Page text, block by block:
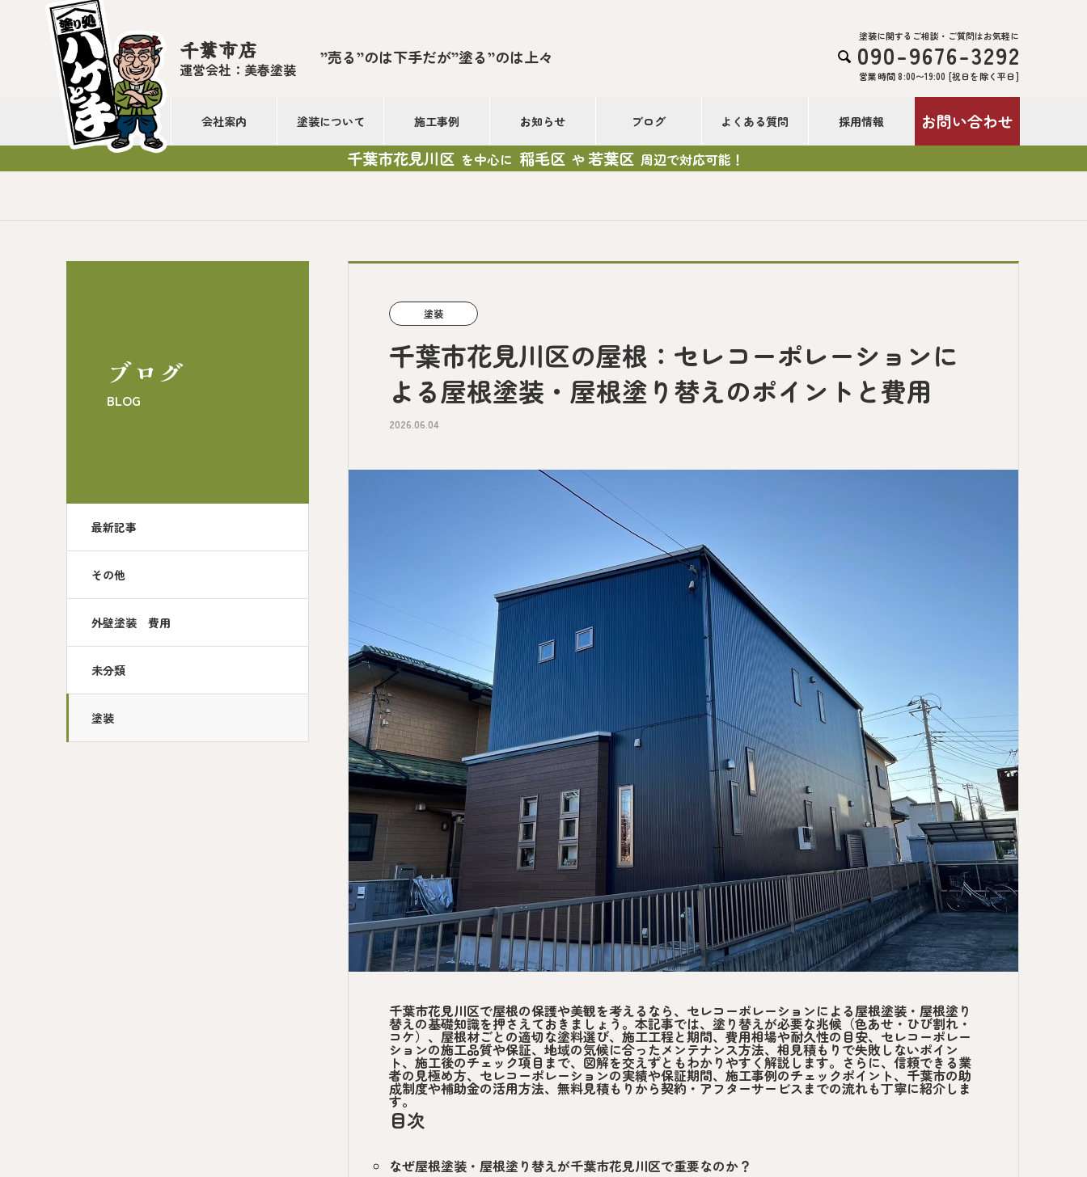
千葉市店
運営会社：美春塗装
”売る”のは下手だが”塗る”のは上々 
塗装に関するご相談・ご質問はお気軽に
090-9676-3292
営業時間 8:00〜19:00 [祝日を除く平日]
会社案内 塗装について 施工事例 お知らせ ブログ よくある質問 採用情報 お問い合わせ
千葉市花見川区 を中心に 稲毛区 や若葉区 周辺で対応可能！
ブログ
BLOG
最新記事
その他
外壁塗装 費用
未分類
塗装
塗装
千葉市花見川区の屋根：セレコーポレーションに
よる屋根塗装・屋根塗り替えのポイントと費用
2026.06.04
千葉市花見川区で屋根の保護や美観を考えるなら、セレコーポレーションによる屋根塗装・屋根塗り
替えの基礎知識を押さえておきましょう。本記事では、塗り替えが必要な兆候（色あせ・ひび割れ・
コケ）、屋根材ごとの適切な塗料選び、施工工程と期間、費用相場や耐久性の目安、セレコーポレー
ションの施工品質や保証、地域の気候に合ったメンテナンス方法、相見積もりで失敗しないポイン
ト、施工後のチェック項目まで、図解を交えずともわかりやすく解説します。さらに、信頼できる業
者の見極め方、セレコーポレーションの実績や保証期間、施工事例のチェックポイント、千葉市の助
成制度や補助金の活用方法、無料見積もりから契約・アフターサービスまでの流れも丁寧に紹介しま
す。
目次
なぜ屋根塗装・屋根塗り替えが千葉市花見川区で重要なのか？